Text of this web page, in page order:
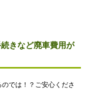
きなど廃車費用が
では！？ご安心くださ